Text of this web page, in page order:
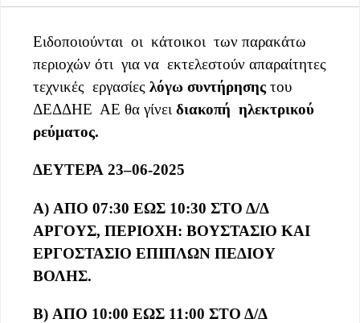
Ειδοποιούνται οι κάτοικοι των παρακάτω
περιοχών ότι για να εκτελεστούν απαραίτητες
τεχνικές εργασίες λόγω συντήρησης του
ΔΕΔΔΗΕ ΑΕ θα γίνει διακοπή ηλεκτρικού
ρεύματος.
ΔΕΥΤΕΡΑ 23–06-2025
Α) ΑΠΟ 07:30 ΕΩΣ 10:30 ΣΤΟ Δ/Δ
ΑΡΓΟΥΣ, ΠΕΡΙΟΧΗ: ΒΟΥΣΤΑΣΙΟ ΚΑΙ
ΕΡΓΟΣΤΑΣΙΟ ΕΠΙΠΛΩΝ ΠΕΔΙΟΥ
ΒΟΛΗΣ.
Β) ΑΠΟ 10:00 ΕΩΣ 11:00 ΣΤΟ Δ/Δ